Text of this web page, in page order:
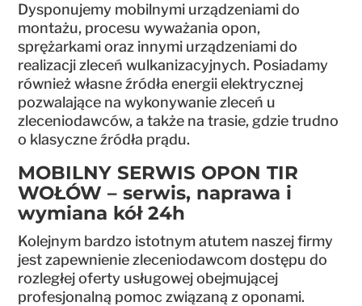
Dysponujemy mobilnymi urządzeniami do
montażu, procesu wyważania opon,
sprężarkami oraz innymi urządzeniami do
realizacji zleceń wulkanizacyjnych. Posiadamy
również własne źródła energii elektrycznej
pozwalające na wykonywanie zleceń u
zleceniodawców, a także na trasie, gdzie trudno
o klasyczne źródła prądu.
MOBILNY SERWIS OPON TIR
WOŁÓW – serwis, naprawa i
wymiana kół 24h
Kolejnym bardzo istotnym atutem naszej firmy
jest zapewnienie zleceniodawcom dostępu do
rozległej oferty usługowej obejmującej
profesjonalną pomoc związaną z oponami.